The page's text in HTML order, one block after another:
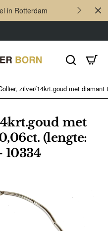
in Rotterdam
met
(lengte:
10334
zilver/14krt.goud met